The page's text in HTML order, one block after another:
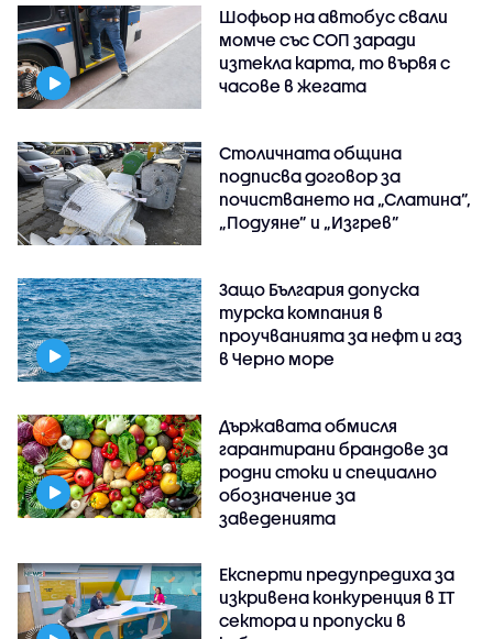
Шофьор на автобус свали
момче със СОП заради
изтекла карта, то вървя с
часове в жегата
Столичната община
подписва договор за
почистването на „Слатина”,
„Подуяне” и „Изгрев”
Защо България допуска
турска компания в
проучванията за нефт и газ
в Черно море
Държавата обмисля
гарантирани брандове за
родни стоки и специално
обозначение за
заведенията
Експерти предупредиха за
изкривена конкуренция в IT
сектора и пропуски в